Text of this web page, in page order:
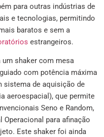
para outras indústrias de
e tecnologias, permitindo
baratos e sem a
estrangeiros.
um shaker com mesa
com potência máxima
sistema de aquisição de
aeroespacial), que permite
Seno e Random,
para afinação
Este shaker foi ainda